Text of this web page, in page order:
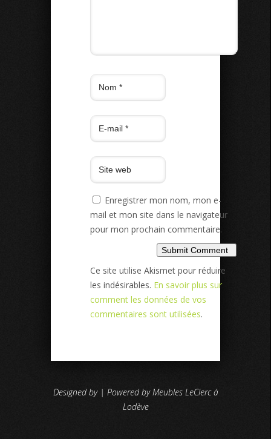
Enregistrer mon nom, mon e-
mail et mon site dans le navigateur
pour mon prochain commentaire.
Ce site utilise Akismet pour réduire
les indésirables. En savoir plus sur
comment les données de vos
commentaires sont utilisées.
Designed by | Powered by Meubles LeClerc à
Lodève